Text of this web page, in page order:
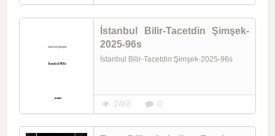
İstanbul Bilir-Tacetdin Şimşek-
2025-96s
İstanbul Bilir-Tacetdin Şimşek-2025-96s
2466 0